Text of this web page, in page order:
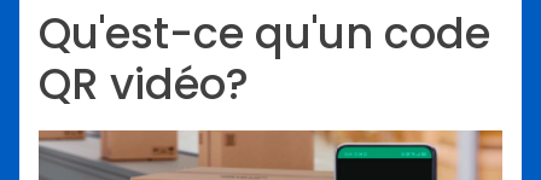
Qu'est-ce qu'un code
QR vidéo?